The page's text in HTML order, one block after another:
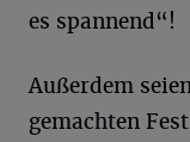
es spannend“!
Außerdem
gemachten